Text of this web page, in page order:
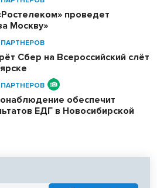
проведет
Москву»
Сбер на Всероссийский слёт
обеспечит
ЕДГ в Новосибирской